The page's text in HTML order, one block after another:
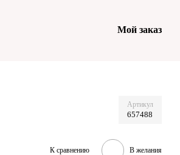
Мой заказ
Артикул
657488
К сравнению В желания